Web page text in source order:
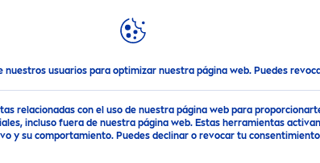
usuarios para optimizar nuestra página web. Puedes
relacionadas con el uso de nuestra página web para
incluso fuera de nuestra página web. Estas herramientas
y su comportamiento. Puedes declinar o revocar tu
MUNDONIVEA